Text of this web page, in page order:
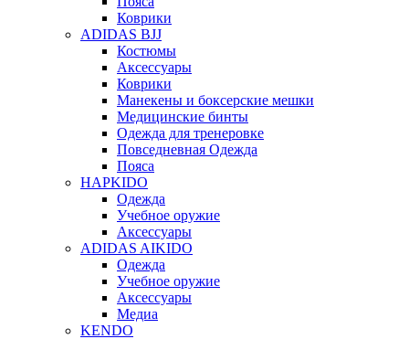
Коврики
ADIDAS BJJ
Костюмы
Аксессуары
Коврики
Манекены и боксерские мешки
Медицинские бинты
Одежда для тренеровке
Повседневная Одежда
Пояса
HAPKIDO
Одежда
Учебное оружие
Аксессуары
ADIDAS AIKIDO
Одежда
Учебное оружие
Аксессуары
Медиа
KENDO